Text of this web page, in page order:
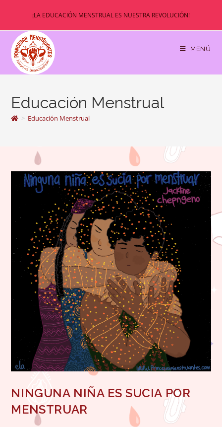
contenido
¡LA EDUCACIÓN MENSTRUAL ES NUESTRA REVOLUCIÓN!
MENÚ
Educación Menstrual
> Educación Menstrual
NINGUNA NIÑA ES SUCIA POR
MENSTRUAR